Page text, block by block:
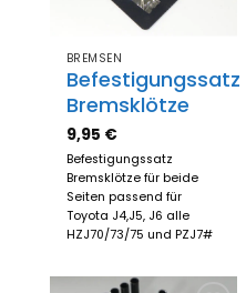
BREMSEN
Befestigungssatz
Bremsklötze
9,95 €
Befestigungssatz
Bremsklötze für beide
Seiten passend für
Toyota J4,J5, J6 alle
HZJ70/73/75 und PZJ7#